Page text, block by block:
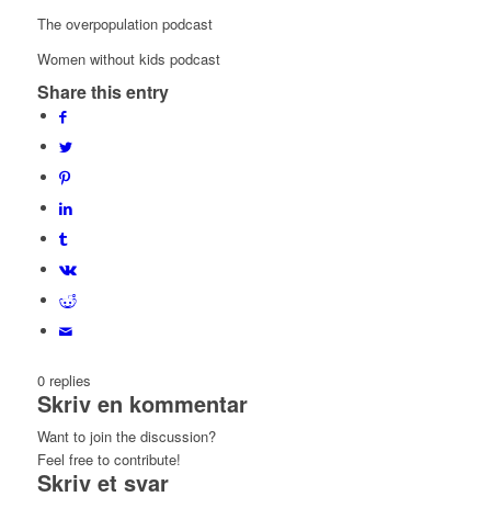
The overpopulation podcast
Women without kids podcast
Share this entry
0 replies
Skriv en kommentar
Want to join the discussion?
Feel free to contribute!
Skriv et svar